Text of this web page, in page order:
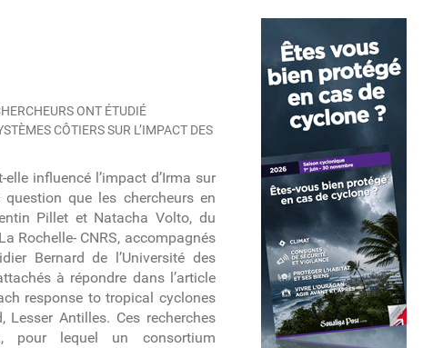
ONT ÉTUDIÉ
CÔTIERS SUR L’IMPACT DES
influencé l’impact d’Irma sur
question que les chercheurs en
Pillet et Natacha Volto, du
Rochelle- CNRS, accompagnés
Bernard de l’Université des
à répondre dans l’article
response to tropical cyclones
Antilles. Ces recherches
pour lequel un consortium